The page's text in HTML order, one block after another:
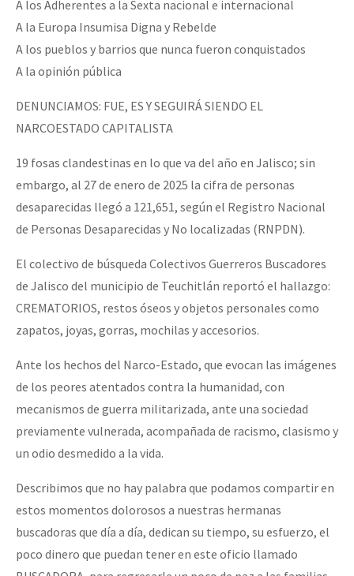
A los Adherentes a la Sexta nacional e internacional
A la Europa Insumisa Digna y Rebelde
A los pueblos y barrios que nunca fueron conquistados
A la opinión pública
DENUNCIAMOS: FUE, ES Y SEGUIRÁ SIENDO EL
NARCOESTADO CAPITALISTA
19 fosas clandestinas en lo que va del año en Jalisco; sin
embargo, al 27 de enero de 2025 la cifra de personas
desaparecidas llegó a 121,651, según el Registro Nacional
de Personas Desaparecidas y No localizadas (RNPDN).
El colectivo de búsqueda Colectivos Guerreros Buscadores
de Jalisco del municipio de Teuchitlán reportó el hallazgo:
CREMATORIOS, restos óseos y objetos personales como
zapatos, joyas, gorras, mochilas y accesorios.
Ante los hechos del Narco-Estado, que evocan las imágenes
de los peores atentados contra la humanidad, con
mecanismos de guerra militarizada, ante una sociedad
previamente vulnerada, acompañada de racismo, clasismo y
un odio desmedido a la vida.
Describimos que no hay palabra que podamos compartir en
estos momentos dolorosos a nuestras hermanas
buscadoras que día a día, dedican su tiempo, su esfuerzo, el
poco dinero que puedan tener en este oficio llamado